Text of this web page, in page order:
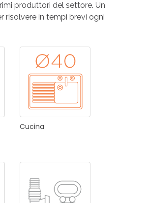
produttori del settore. Un
risolvere in tempi brevi ogni
Cucina